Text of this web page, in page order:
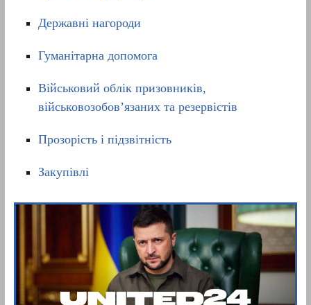
Державні нагороди
Гуманітарна допомога
Військовий облік призовників,
військовозобов’язаних та резервістів
Прозорість і підзвітність
Закупівлі